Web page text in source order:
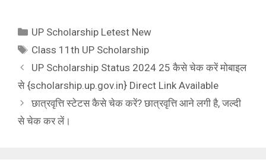
Categories
UP Scholarship Letest New
Tags
Class 11th UP Scholarship
UP Scholarship Status 2024 25 कैसे चेक करें मोबाइल
से {scholarship.up.gov.in} Direct Link Available
छात्रवृत्ति स्टेटस कैसे चेक करें? छात्रवृत्ति आने लगी है, जल्दी
से चेक कर लें।